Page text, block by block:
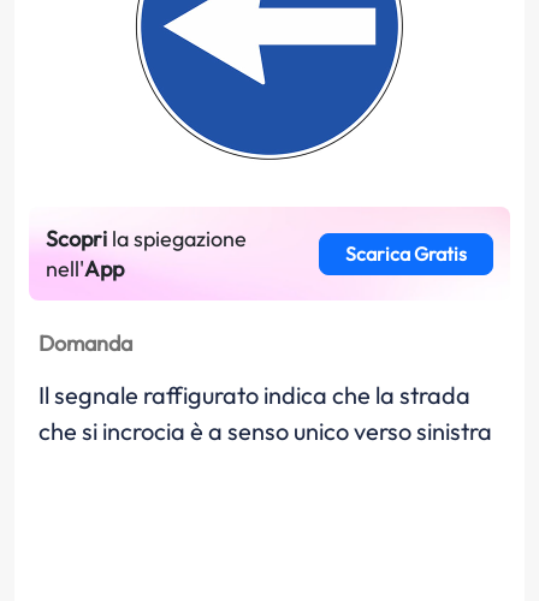
Scopri la spiegazione
nell'App
Scarica Gratis
Domanda
Il segnale raffigurato indica che la strada
che si incrocia è a senso unico verso sinistra